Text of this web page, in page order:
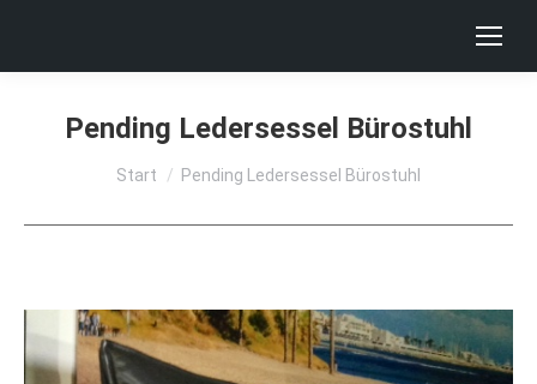
Pending Ledersessel Bürostuhl
Sie befinden sich hier:
Start Pending Ledersessel Bürostuhl